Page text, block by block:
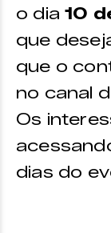
o dia 10
que
que o
no canal
Os
dias do